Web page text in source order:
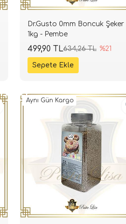
Dr.Gusto 0mm Boncuk Şeker
1kg - Pembe
634,26 TL %21
499,90 TL
Aynı Gün Kargo